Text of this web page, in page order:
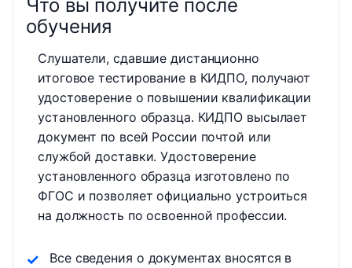
Что вы получите после
обучения
Слушатели, сдавшие дистанционно
итоговое тестирование в КИДПО, получают
удостоверение о повышении квалификации
установленного образца. КИДПО высылает
документ по всей России почтой или
службой доставки. Удостоверение
установленного образца изготовлено по
ФГОС и позволяет официально устроиться
на должность по освоенной профессии.
Все сведения о документах вносятся в